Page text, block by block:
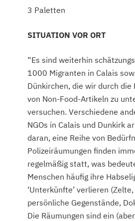
3 Paletten
SITUATION VOR ORT
“Es sind weiterhin
1000 Migranten in Calais
Dünkirchen, die wir durch
von Non-Food-Artikeln zu
versuchen. Verschiedene
NGOs in Calais und Dunkirk
daran, eine Reihe von
Polizeiräumungen finden
regelmäßig statt, was
Menschen häufig ihre
‘Unterkünfte’ verlieren
persönliche Gegenstände,
Die Räumungen sind ein